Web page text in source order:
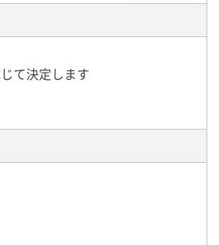
て決定します